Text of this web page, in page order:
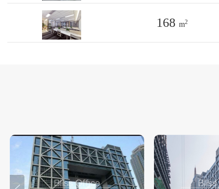
168 m2